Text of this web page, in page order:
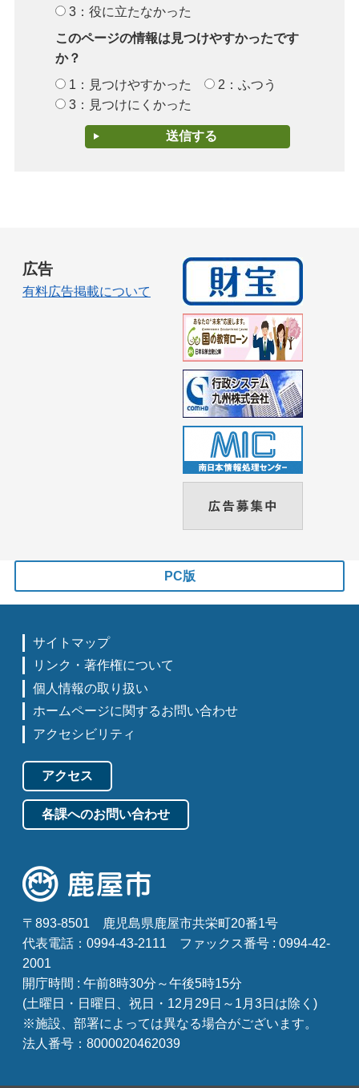
3：役に立たなかった
このページの情報は見つけやすかったです
か？
1：見つけやすかった
2：ふつう
3：見つけにくかった
広告
有料広告掲載について
PC版
サイトマップ
リンク・著作権について
個人情報の取り扱い
ホームページに関するお問い合わせ
アクセシビリティ
アクセス
各課へのお問い合わせ
〒893-8501
鹿児島県鹿屋市共栄町20番1号
代表電話：0994-43-2111
ファックス番号 : 0994-42-
2001
開庁時間 : 午前8時30分～午後5時15分
(土曜日・日曜日、祝日・12月29日～1月3日は除く)
※施設、部署によっては異なる場合がございます。
法人番号：8000020462039